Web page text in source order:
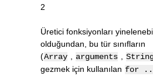
2
Üretici fonksiyonları
olduğundan, bu tür sınıfların
(Array arguments
gezmek için kullanılan for